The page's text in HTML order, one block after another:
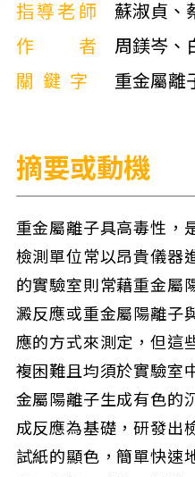
指導老師
蘇淑貞、
作者
周鎂岑、
關鍵字
重金屬離
摘要或動機
重金屬離子具高毒性，
檢測單位常以昂貴儀器
的實驗室則常藉重金屬
澱反應或重金屬陽離子
應的方式來測定，但這
複困難且均須於實驗室
金屬陽離子生成有色的
成反應為基礎，研發出
試紙的顯色，簡單快速